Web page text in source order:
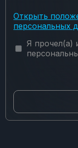
Открыть
персональных
Я прочел(а)